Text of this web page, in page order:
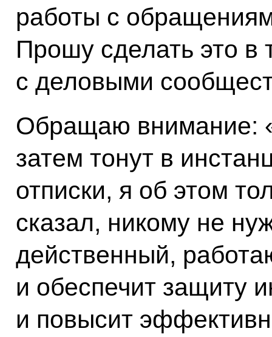
работы с
Прошу сделать это в
с деловыми
Обращаю внимание:
затем тонут в
отписки, я об этом
сказал, никому не
действенный,
и обеспечит защиту
и повысит